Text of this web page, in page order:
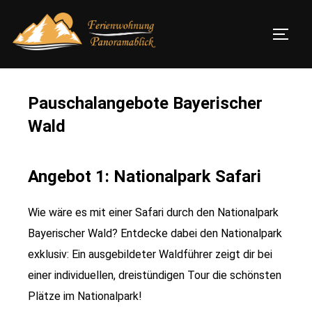
Pauschalangebote Bayerischer
Wald
Angebot 1: Nationalpark Safari
Wie wäre es mit einer Safari durch den Nationalpark
Bayerischer Wald? Entdecke dabei den Nationalpark
exklusiv: Ein ausgebildeter Waldführer zeigt dir bei
einer individuellen, dreistündigen Tour die schönsten
Plätze im Nationalpark!